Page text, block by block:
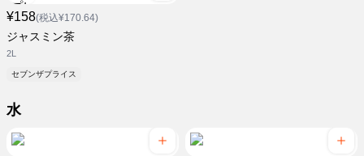
¥158(税込¥170.64)
ジャスミン茶
2L
セブンザプライス
水